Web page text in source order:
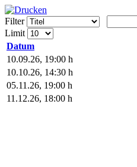
Filter
Limit
Datum
10.09.26, 19:00 h
10.10.26, 14:30 h
05.11.26, 19:00 h
11.12.26, 18:00 h